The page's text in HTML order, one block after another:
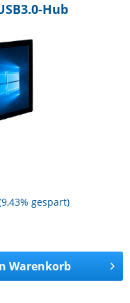
Hub
gespart)
Warenkorb